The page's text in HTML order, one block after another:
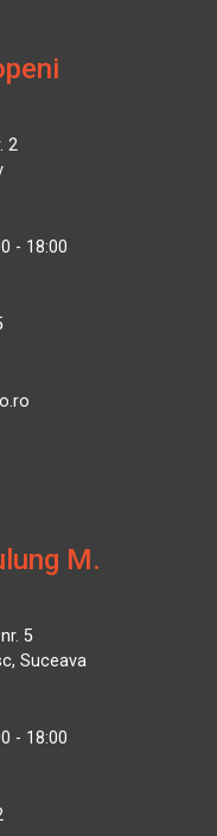
2
- 18:00
M.
5
Suceava
- 18:00